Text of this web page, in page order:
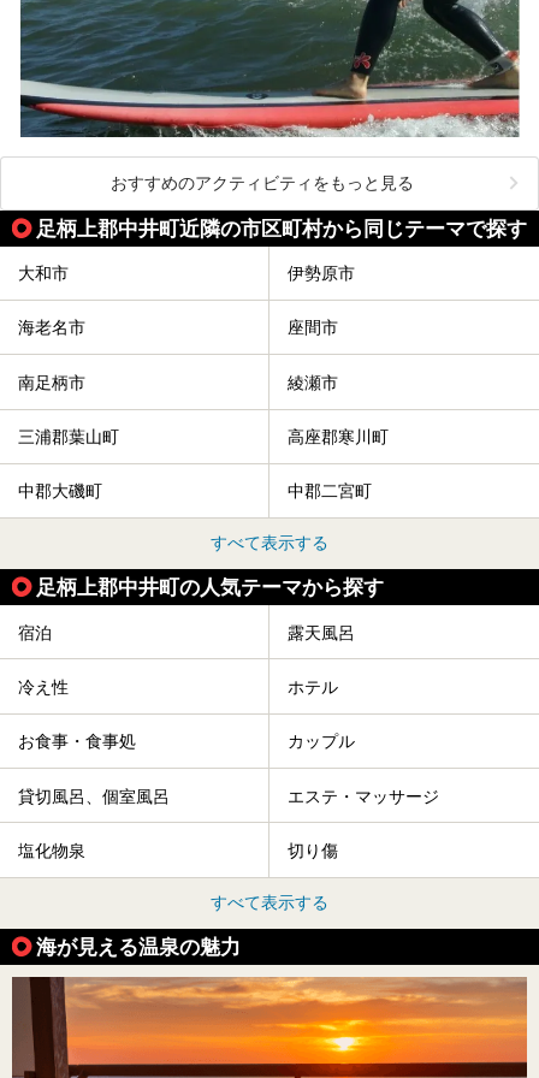
おすすめのアクティビティをもっと見る
足柄上郡中井町近隣の市区町村から同じテーマで探す
大和市 伊勢原市
海老名市 座間市
南足柄市 綾瀬市
三浦郡葉山町 高座郡寒川町
中郡大磯町 中郡二宮町
すべて表示する
足柄上郡中井町の人気テーマから探す
宿泊 露天風呂
冷え性 ホテル
お食事・食事処 カップル
貸切風呂、個室風呂 エステ・マッサージ
塩化物泉 切り傷
すべて表示する
海が見える温泉の魅力